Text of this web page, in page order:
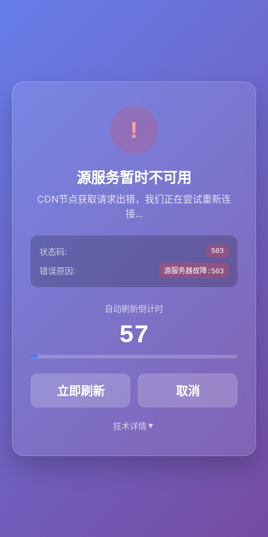
源服务暂时不可用
CDN节点获取请求出错，我们正在尝试重新连
接...
状态码: 503
错误原因: 源服务器故障:503
自动刷新倒计时
57
立即刷新 取消
技术详情▼